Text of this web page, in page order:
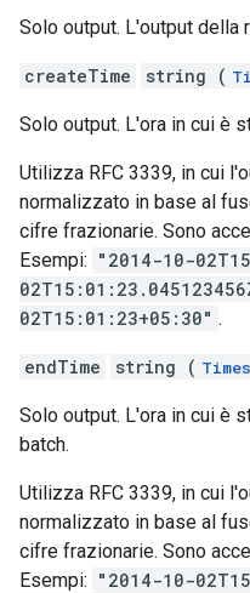
Solo output. L'output della
createTime string (
Solo output. L'ora in cui è
Utilizza RFC 3339, in cui
normalizzato in base al
cifre frazionarie. Sono
Esempi: "2014-10-
02T15:01:23+05:30" .
endTime string (
Solo output. L'ora in cui è
batch.
Utilizza RFC 3339, in cui
normalizzato in base al
cifre frazionarie. Sono
Esempi: "2014-10-